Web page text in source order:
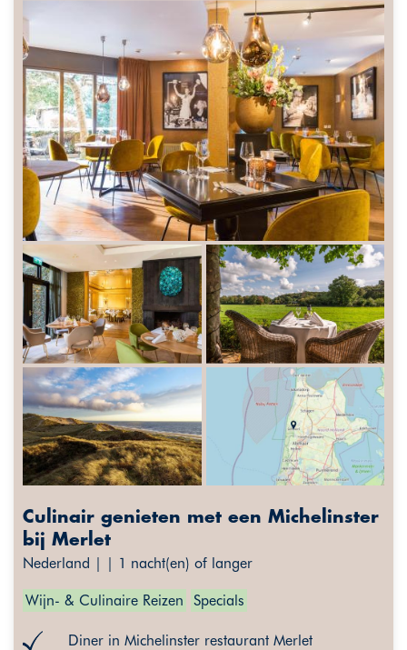
Culinair genieten met een Michelinster
bij Merlet
Nederland | | 1 nacht(en) of langer
Wijn- & Culinaire Reizen Specials
Diner in Michelinster restaurant Merlet